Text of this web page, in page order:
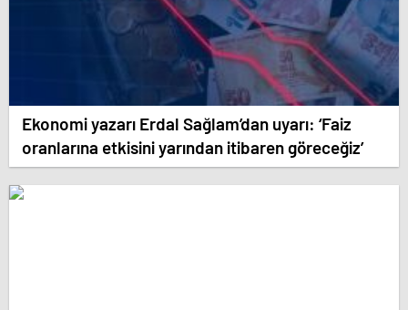
Ekonomi yazarı Erdal Sağlam’dan uyarı: ‘Faiz
oranlarına etkisini yarından itibaren göreceğiz’